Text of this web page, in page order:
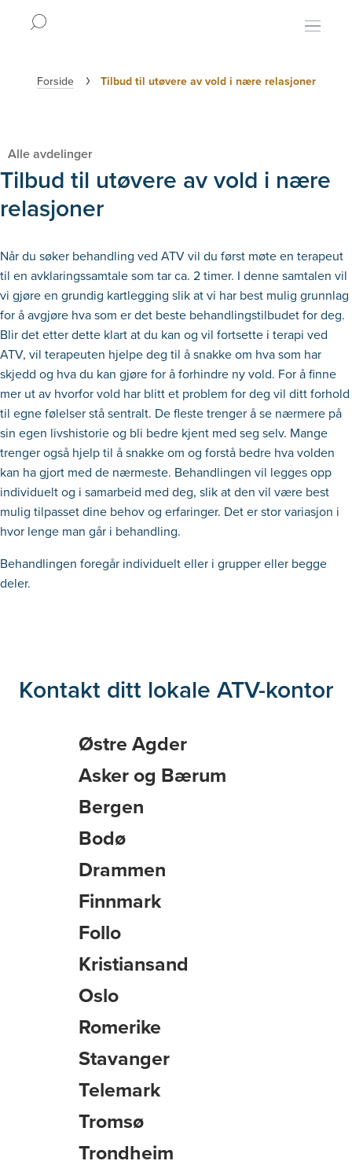
Forside Tilbud til utøvere av vold i nære relasjoner
Alle avdelinger
Tilbud til utøvere av vold i nære
relasjoner
Når du søker behandling ved ATV vil du først møte en terapeut
til en avklaringssamtale som tar ca. 2 timer. I denne samtalen vil
vi gjøre en grundig kartlegging slik at vi har best mulig grunnlag
for å avgjøre hva som er det beste behandlingstilbudet for deg.
Blir det etter dette klart at du kan og vil fortsette i terapi ved
ATV, vil terapeuten hjelpe deg til å snakke om hva som har
skjedd og hva du kan gjøre for å forhindre ny vold. For å finne
mer ut av hvorfor vold har blitt et problem for deg vil ditt forhold
til egne følelser stå sentralt. De fleste trenger å se nærmere på
sin egen livshistorie og bli bedre kjent med seg selv. Mange
trenger også hjelp til å snakke om og forstå bedre hva volden
kan ha gjort med de nærmeste. Behandlingen vil legges opp
individuelt og i samarbeid med deg, slik at den vil være best
mulig tilpasset dine behov og erfaringer. Det er stor variasjon i
hvor lenge man går i behandling.
Behandlingen foregår individuelt eller i grupper eller begge
deler.
Kontakt ditt lokale ATV-kontor
Østre Agder
Asker og Bærum
Bergen
Bodø
Drammen
Finnmark
Follo
Kristiansand
Oslo
Romerike
Stavanger
Telemark
Tromsø
Trondheim